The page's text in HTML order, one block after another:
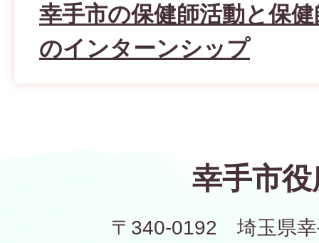
幸手市の保健師活動と保
のインターンシップ
幸手市役
〒340-0192 埼玉県幸